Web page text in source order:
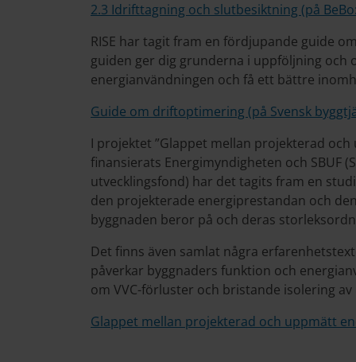
2.3 Idrifttagning och slutbesiktning (på
RISE har tagit fram en fördjupande guide
guiden ger dig grunderna i uppföljning och
energianvändningen och få ett bättre
Guide om driftoptimering (på Svensk
I projektet ”Glappet mellan projekterad
finansierats Energimyndigheten och SBUF
utvecklingsfond) har det tagits fram en
den projekterade energiprestandan och
byggnaden beror på och deras
Det finns även samlat några
påverkar byggnaders funktion och
om VVC-förluster och bristande isolering
Glappet mellan projekterad och uppmätt